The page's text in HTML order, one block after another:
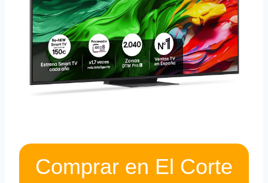
Comprar en El Corte